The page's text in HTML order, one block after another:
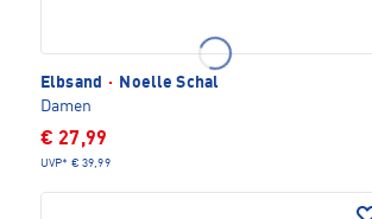
Elbsand ·
Noelle Schal
Damen
€ 27,99
UVP* € 39,99